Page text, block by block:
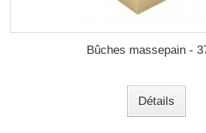
Bûches massepain -
Détails